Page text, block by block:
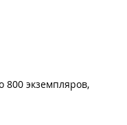
800 экземпляров,